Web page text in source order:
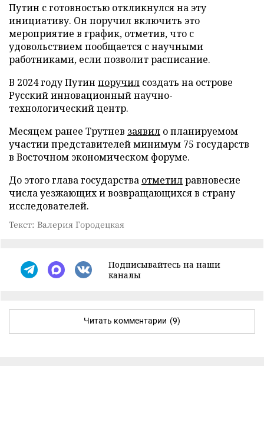
Путин с готовностью откликнулся на эту
инициативу. Он поручил включить это
мероприятие в график, отметив, что с
удовольствием пообщается с научными
работниками, если позволит расписание.
В 2024 году Путин поручил создать на острове
Русский инновационный научно-
технологический центр.
Месяцем ранее Трутнев заявил о планируемом
участии представителей минимум 75 государств
в Восточном экономическом форуме.
До этого глава государства отметилравновесие
числа уезжающих и возвращающихся в страну
исследователей.
Текст: Валерия Городецкая
Подписывайтесь на наши
каналы
Читать комментарии (9)